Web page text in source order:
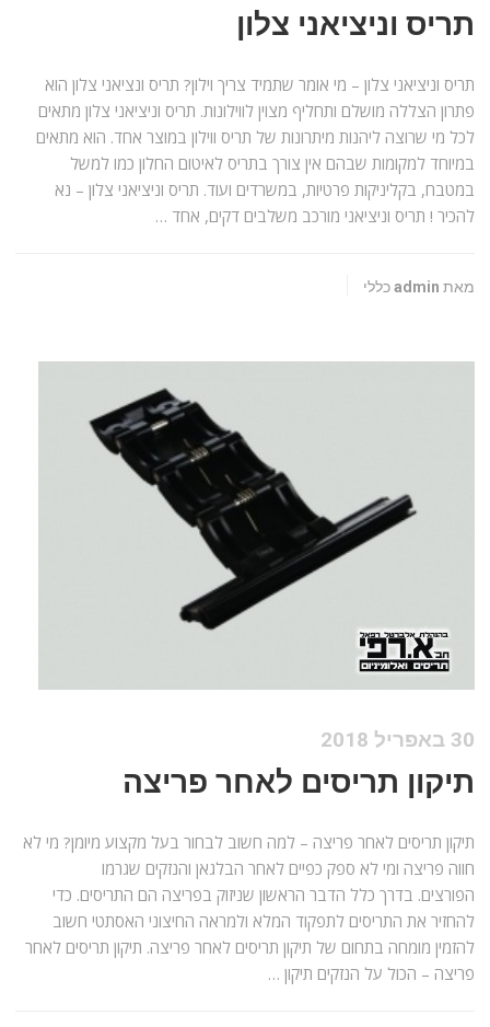
תריס וניציאני צלון
תריס וניציאני צלון – מי אומר שתמיד צריך וילון? תריס ונציאני צלון הוא
פתרון הצללה מושלם ותחליף מצוין לווילונות. תריס וניציאני צלון מתאים
לכל מי שרוצה ליהנות מיתרונות של תריס ווילון במוצר אחד. הוא מתאים
במיוחד למקומות שבהם אין צורך בתריס לאיטום החלון כמו למשל
במטבח, בקליניקות פרטיות, במשרדים ועוד. תריס וניציאני צלון – נא
להכיר ! תריס וניציאני מורכב משלבים דקים, אחד …
מאת admin כללי
30 באפריל 2018
תיקון תריסים לאחר פריצה
תיקון תריסים לאחר פריצה – למה חשוב לבחור בעל מקצוע מיומן? מי לא
חווה פריצה ומי לא ספק כפיים לאחר הבלגאן והנזקים שגרמו
הפורצים. בדרך כלל הדבר הראשון שניזוק בפריצה הם התריסים. כדי
להחזיר את התריסים לתפקוד המלא ולמראה החיצוני האסתטי חשוב
להזמין מומחה בתחום של תיקון תריסים לאחר פריצה. תיקון תריסים לאחר
פריצה – הכול על הנזקים תיקון …